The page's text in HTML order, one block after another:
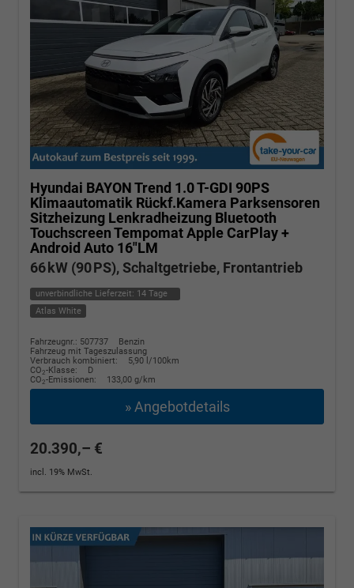
Hyundai BAYONTrend 1.0 T-GDI 90PS
Klimaautomatik Rückf.Kamera Parksensoren
Sitzheizung Lenkradheizung Bluetooth
Touchscreen Tempomat Apple CarPlay +
Android Auto 16"LM
66 kW (90 PS), Schaltgetriebe, Frontantrieb
unverbindliche Lieferzeit: 14 Tage
Atlas White
Fahrzeugnr.: 507737
Benzin
Fahrzeug mit Tageszulassung
Verbrauch kombiniert:
5,90 l/100km
CO2-Klasse:
D
CO2-Emissionen: 133,00 g/km
» Angebotdetails
20.390,– €
incl. 19% MwSt.